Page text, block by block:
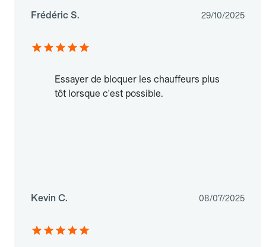
Frédéric S. 29/10/2025
Essayer de bloquer les chauffeurs plus
tôt lorsque c'est possible.
Kevin C. 08/07/2025